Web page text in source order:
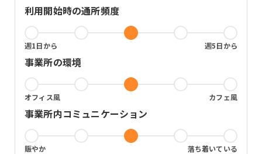
利用開始時の通所頻度
週1日から 週5日から
事業所の環境
オフィス風 カフェ風
事業所内コミュニケーション
賑やか 落ち着いている